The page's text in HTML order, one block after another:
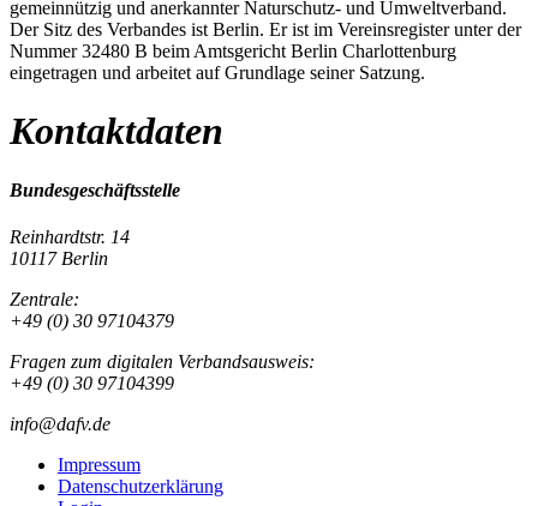
gemeinnützig und anerkannter Naturschutz- und Umweltverband.
Der Sitz des Verbandes ist Berlin. Er ist im Vereinsregister unter der
Nummer 32480 B beim Amtsgericht Berlin Charlottenburg
eingetragen und arbeitet auf Grundlage seiner Satzung.
Kontaktdaten
Bundesgeschäftsstelle
Reinhardtstr. 14
10117 Berlin
Zentrale:
+49 (0) 30 97104379
Fragen zum digitalen Verbandsausweis:
+49 (0) 30 97104399
info@dafv.de
Impressum
Datenschutzerklärung